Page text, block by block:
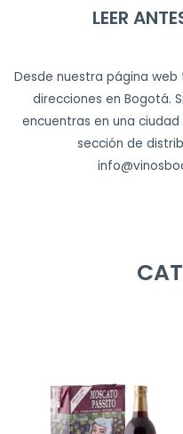
LEER
Desde nuestra página
direcciones en Bogotá.
encuentras en una
sección de